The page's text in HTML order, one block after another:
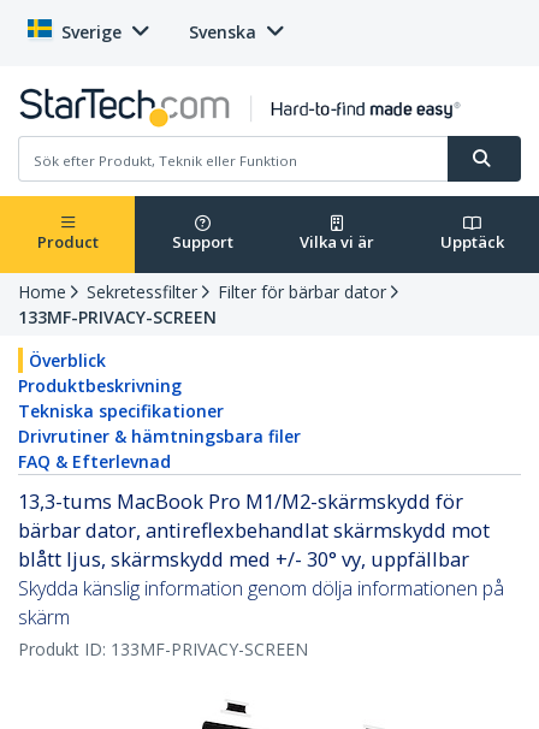
Sverige Svenska
Product Support Vilka vi är Upptäck
Home Sekretessfilter
Filter för bärbar dator
133MF-PRIVACY-SCREEN
Överblick
Produktbeskrivning
Tekniska specifikationer
Drivrutiner & hämtningsbara filer
FAQ & Efterlevnad
13,3-tums MacBook Pro M1/M2-skärmskydd för
bärbar dator, antireflexbehandlat skärmskydd mot
blått ljus, skärmskydd med +/- 30° vy, uppfällbar
Skydda känslig information genom dölja informationen på
skärm
Produkt ID: 133MF-PRIVACY-SCREEN